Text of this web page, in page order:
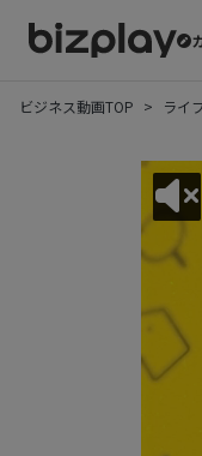
ビジネス動画TOP ライ